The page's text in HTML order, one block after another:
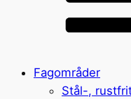
Fagområder
Stål-,